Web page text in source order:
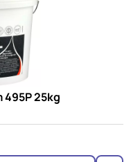
495P 25kg